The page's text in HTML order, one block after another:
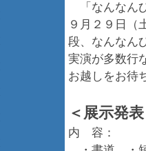
「なんなん
９月２９日（
段、なんなん
実演が多数行
お越しをお待
＜展示発
内 容：